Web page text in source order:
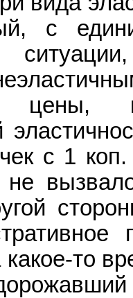
с
цены,
с 1
то